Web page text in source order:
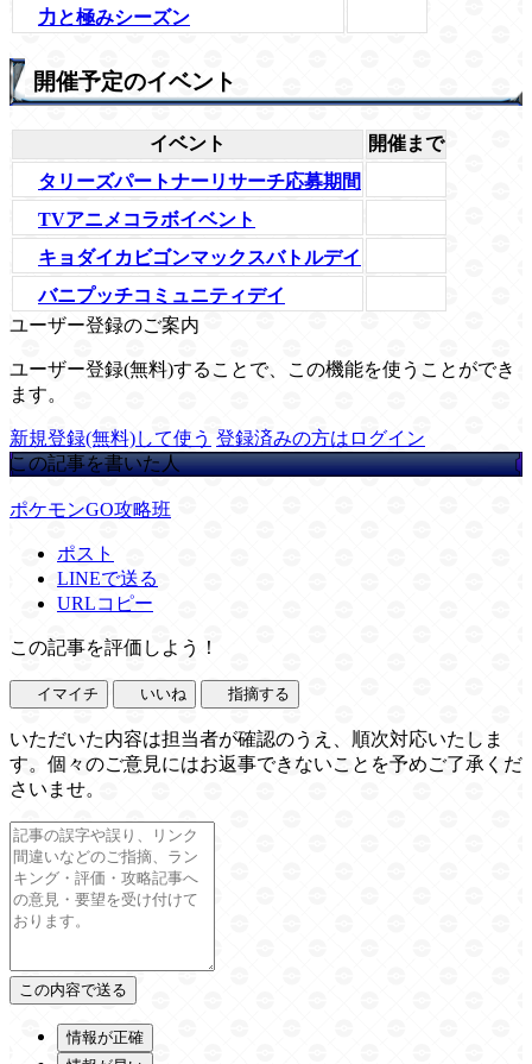
力と極みシーズン
開催予定のイベント
イベント
開催まで
タリーズパートナーリサーチ応募期間
TVアニメコラボイベント
キョダイカビゴンマックスバトルデイ
バニプッチコミュニティデイ
ユーザー登録のご案内
ユーザー登録(無料)することで、この機能を使うことができ
ます。
新規登録(無料)して使う 登録済みの方はログイン
この記事を書いた人
ポケモンGO攻略班
ポスト
LINEで送る
URLコピー
この記事を評価しよう！
イマイチ いいね 指摘する
いただいた内容は担当者が確認のうえ、順次対応いたしま
す。個々のご意見にはお返事できないことを予めご了承くだ
さいませ。
情報が正確